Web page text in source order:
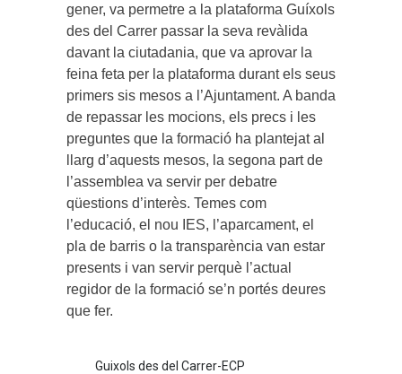
gener, va permetre a la plataforma Guíxols
des del Carrer passar la seva revàlida
davant la ciutadania, que va aprovar la
feina feta per la plataforma durant els seus
primers sis mesos a l’Ajuntament. A banda
de repassar les mocions, els precs i les
preguntes que la formació ha plantejat al
llarg d’aquests mesos, la segona part de
l’assemblea va servir per debatre
qüestions d’interès. Temes com
l’educació, el nou IES, l’aparcament, el
pla de barris o la transparència van estar
presents i van servir perquè l’actual
regidor de la formació se’n portés deures
que fer.
Guixols des del Carrer-ECP